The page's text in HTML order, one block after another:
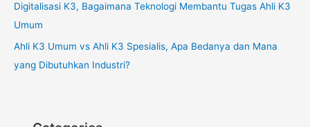
Digitalisasi K3, Bagaimana Teknologi Membantu Tugas Ahli K3
Umum
Ahli K3 Umum vs Ahli K3 Spesialis, Apa Bedanya dan Mana
yang Dibutuhkan Industri?